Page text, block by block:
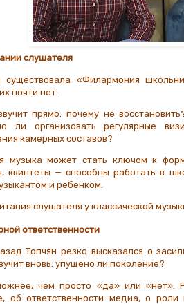
слушателя
существовала «Филармония
почти нет.
прямо: почему не
ли организовать регулярные
камерных составов?
музыка может стать ключом к
квинтеты — способны работать в
и ребёнком.
слушателя у классической
ответственности
Топчян резко высказался о
вновь: упущено ли поколение?
чем просто «да» или «нет».
об ответственности медиа, о